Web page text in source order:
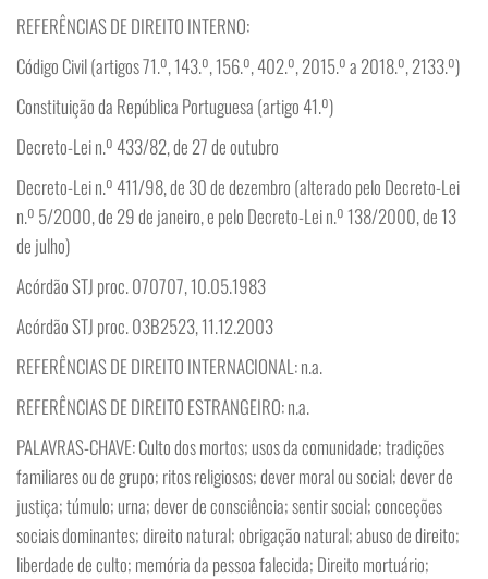
REFERÊNCIAS DE DIREITO INTERNO:
Código Civil (artigos 71.º, 143.º, 156.º, 402.º, 2015.º a 2018.º, 2133.º)
Constituição da República Portuguesa (artigo 41.º)
Decreto-Lei n.º 433/82, de 27 de outubro
Decreto-Lei n.º 411/98, de 30 de dezembro (alterado pelo Decreto-Lei
n.º 5/2000, de 29 de janeiro, e pelo Decreto-Lei n.º 138/2000, de 13
de julho)
Acórdão STJ proc. 070707, 10.05.1983
Acórdão STJ proc. 03B2523, 11.12.2003
REFERÊNCIAS DE DIREITO INTERNACIONAL: n.a.
REFERÊNCIAS DE DIREITO ESTRANGEIRO: n.a.
PALAVRAS-CHAVE: Culto dos mortos; usos da comunidade; tradições
familiares ou de grupo; ritos religiosos; dever moral ou social; dever de
justiça; túmulo; urna; dever de consciência; sentir social; conceções
sociais dominantes; direito natural; obrigação natural; abuso de direito;
liberdade de culto; memória da pessoa falecida; Direito mortuário;